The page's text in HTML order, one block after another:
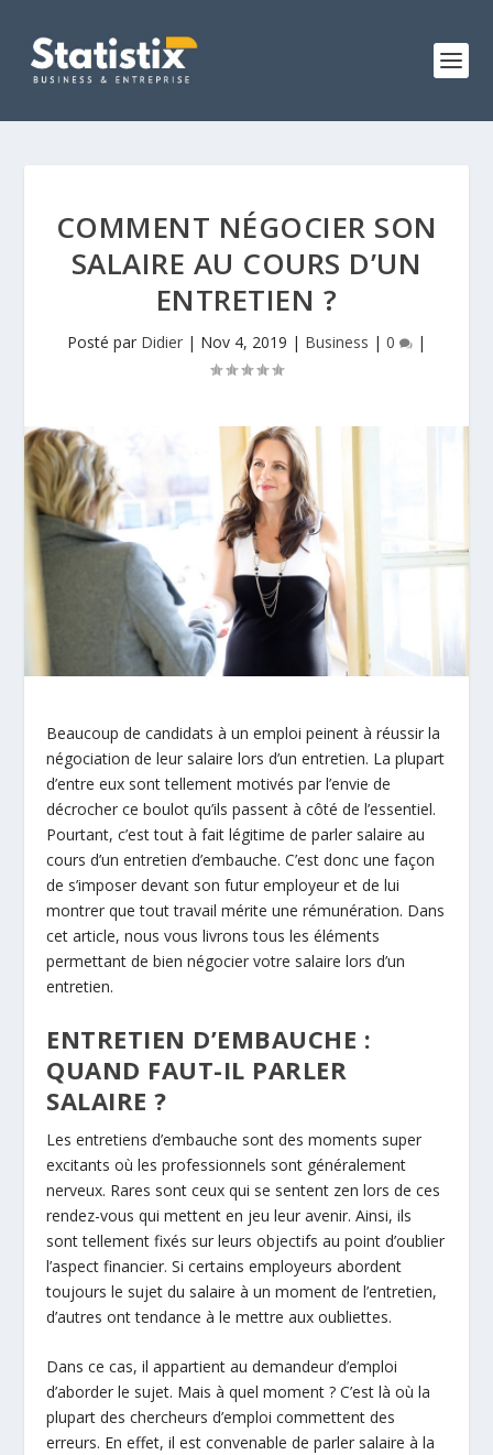
COMMENT NÉGOCIER SON
SALAIRE AU COURS D’UN
ENTRETIEN ?
Posté par Didier | Nov 4, 2019 | Business | 0 |
Beaucoup de candidats à un emploi peinent à réussir la
négociation de leur salaire lors d’un entretien. La plupart
d’entre eux sont tellement motivés par l’envie de
décrocher ce boulot qu’ils passent à côté de l’essentiel.
Pourtant, c’est tout à fait légitime de parler salaire au
cours d’un entretien d’embauche. C’est donc une façon
de s’imposer devant son futur employeur et de lui
montrer que tout travail mérite une rémunération. Dans
cet article, nous vous livrons tous les éléments
permettant de bien négocier votre salaire lors d’un
entretien.
ENTRETIEN D’EMBAUCHE :
QUAND FAUT-IL PARLER
SALAIRE ?
Les entretiens d’embauche sont des moments super
excitants où les professionnels sont généralement
nerveux. Rares sont ceux qui se sentent zen lors de ces
rendez-vous qui mettent en jeu leur avenir. Ainsi, ils
sont tellement fixés sur leurs objectifs au point d’oublier
l’aspect financier. Si certains employeurs abordent
toujours le sujet du salaire à un moment de l’entretien,
d’autres ont tendance à le mettre aux oubliettes.
Dans ce cas, il appartient au demandeur d’emploi
d’aborder le sujet. Mais à quel moment ? C’est là où la
plupart des chercheurs d’emploi commettent des
erreurs. En effet, il est convenable de parler salaire à la